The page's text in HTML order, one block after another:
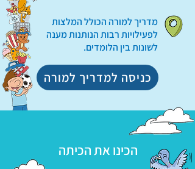
מדריך למורה הכולל המלצות
לפעילויות רבות הנותנות מענה
לשונות בין הלומדים.
כניסה למדריך למורה
הכינו את הכיתה